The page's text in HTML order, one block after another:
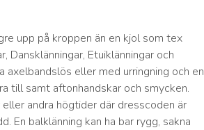
upp på kroppen än en kjol som tex
Dansklänningar, Etuiklänningar och
axelbandslös eller med urringning och en
till samt aftonhandskar och smycken.
andra högtider där dresscoden är
En balklänning kan ha bar rygg, sakna